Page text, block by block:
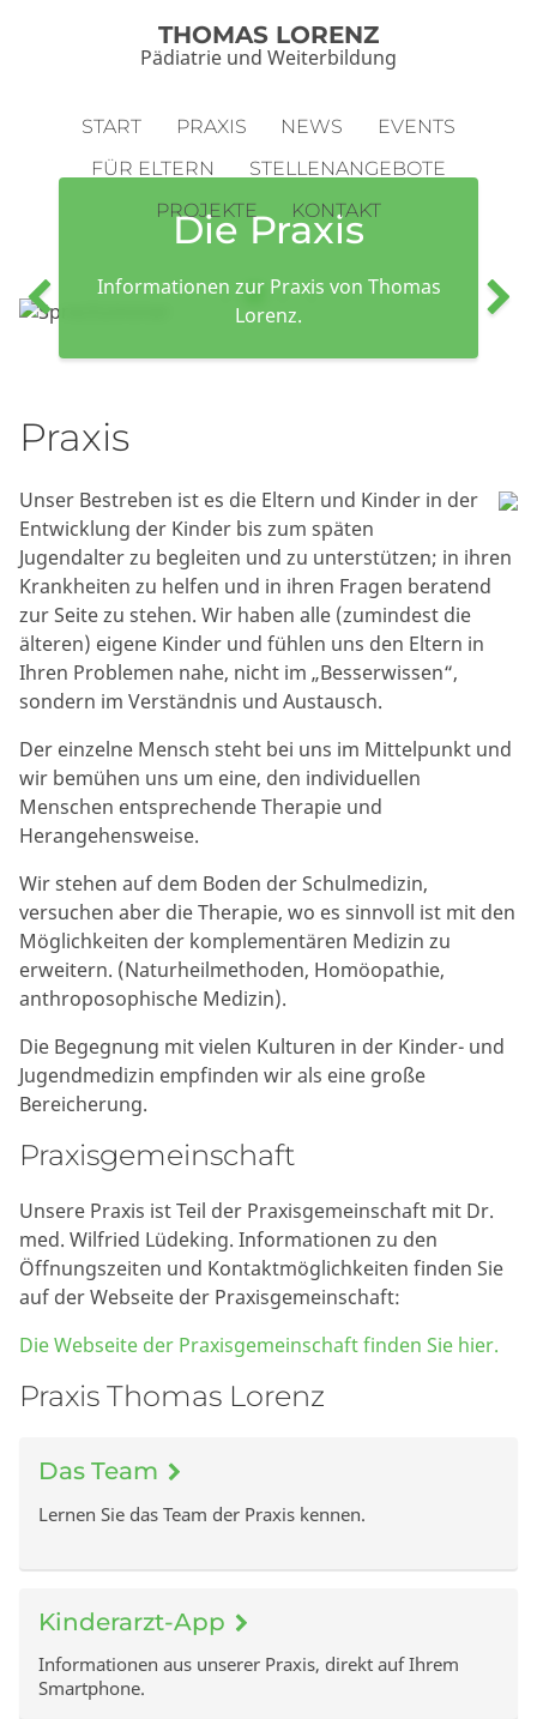
THOMAS LORENZ
Pädiatrie und Weiterbildung
START PRAXIS NEWS
EVENTS
FÜR ELTERN
STELLENANGEBOTE
PROJEKTE
KONTAKT
Die Praxis
Informationen zur Praxis von Thomas
Lorenz.
Praxis
Unser Bestreben ist es die Eltern und Kinder in der
Entwicklung der Kinder bis zum späten
Jugendalter zu begleiten und zu unterstützen; in ihren
Krankheiten zu helfen und in ihren Fragen beratend
zur Seite zu stehen. Wir haben alle (zumindest die
älteren) eigene Kinder und fühlen uns den Eltern in
Ihren Problemen nahe, nicht im „Besserwissen“,
sondern im Verständnis und Austausch.
Der einzelne Mensch steht bei uns im Mittelpunkt und
wir bemühen uns um eine, den individuellen
Menschen entsprechende Therapie und
Herangehensweise.
Wir stehen auf dem Boden der Schulmedizin,
versuchen aber die Therapie, wo es sinnvoll ist mit den
Möglichkeiten der komplementären Medizin zu
erweitern. (Naturheilmethoden, Homöopathie,
anthroposophische Medizin).
Die Begegnung mit vielen Kulturen in der Kinder- und
Jugendmedizin empfinden wir als eine große
Bereicherung.
Praxisgemeinschaft
Unsere Praxis ist Teil der Praxisgemeinschaft mit Dr.
med. Wilfried Lüdeking. Informationen zu den
Öffnungszeiten und Kontaktmöglichkeiten finden Sie
auf der Webseite der Praxisgemeinschaft:
Die Webseite der Praxisgemeinschaft finden Sie hier.
Praxis Thomas Lorenz
Das Team
Lernen Sie das Team der Praxis kennen.
Kinderarzt-App
Informationen aus unserer Praxis, direkt auf Ihrem
Smartphone.